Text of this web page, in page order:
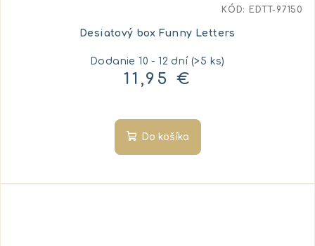
Desiatový box Funny Letters
Dodanie 10 - 12 dní(>5 ks)
11,95 €
Do košíka
KÓD: EDTT-97150